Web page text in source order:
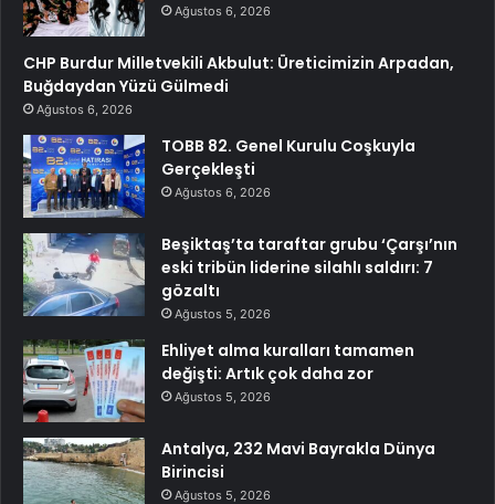
Ağustos 6, 2026
CHP Burdur Milletvekili Akbulut: Üreticimizin Arpadan,
Buğdaydan Yüzü Gülmedi
Ağustos 6, 2026
TOBB 82. Genel Kurulu Coşkuyla
Gerçekleşti
Ağustos 6, 2026
Beşiktaş’ta taraftar grubu ‘Çarşı’nın
eski tribün liderine silahlı saldırı: 7
gözaltı
Ağustos 5, 2026
Ehliyet alma kuralları tamamen
değişti: Artık çok daha zor
Ağustos 5, 2026
Antalya, 232 Mavi Bayrakla Dünya
Birincisi
Ağustos 5, 2026